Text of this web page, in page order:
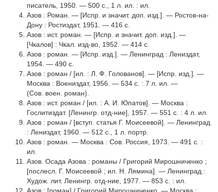
писатель, 1950. — 500 с., 1 л. ил. : ил.
Азов : Роман. — [Испр. и значит. доп. изд.]. — Ростов-на-
Дону : Ростиздат, 1951. — 416 с.
Азов : ист. роман. — [Испр. и значит. доп. изд.]. —
[Чкалов] : Чкал. изд-во, 1952. — 414 с.
Азов : роман. — [Испр. изд.]. — Ленинград : Лениздат,
1954. — 490 с.
Азов : роман / [ил. : Л. Ф. Голованов]. — [Испр. изд.]. —
Москва : Воениздат, 1956. — 534 с. : 7 л. ил. —
(Сов. воен. роман).
Азов : ист. роман / [ил. : А. И. Юпатов]. — Москва :
Гослитиздат. [Ленингр. отд-ние], 1957. — 551 с. : 4 л. ил.
Азов : роман / [вступ. статья Г. Моисеевой]. — Ленинград
: Лениздат, 1960. — 512 с., 1 л. портр.
Азов : роман. — Москва : Сов. Россия, 1973. — 491 с. :
ил.
Азов. Осада Азова : романы / Григорий Мирошниченко ;
[послесл. Г. Моисеевой ; ил. Н. Лямина]. — Ленинград :
Худож. лит. Ленингр. отд-ние, 1977. — 853 с. : ил.